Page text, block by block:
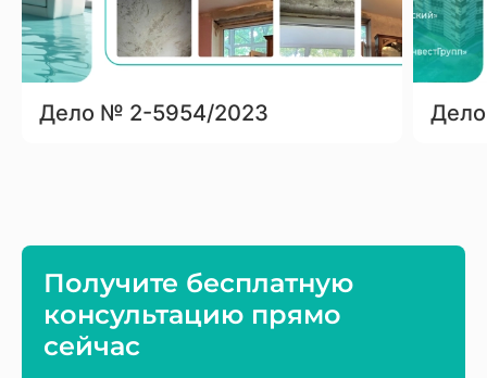
Дело № 2-5954/2023
Получите бесплатную
консультацию прямо
сейчас